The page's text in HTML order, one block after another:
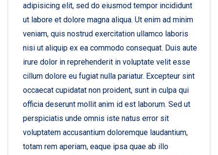
adipisicing elit, sed do eiusmod tempor incididunt
ut labore et dolore magna aliqua. Ut enim ad minim
veniam, quis nostrud exercitation ullamco laboris
nisi ut aliquip ex ea commodo consequat. Duis aute
irure dolor in reprehenderit in voluptate velit esse
cillum dolore eu fugiat nulla pariatur. Excepteur sint
occaecat cupidatat non proident, sunt in culpa qui
officia deserunt mollit anim id est laborum. Sed ut
perspiciatis unde omnis iste natus error sit
voluptatem accusantium doloremque laudantium,
totam rem aperiam, eaque ipsa quae ab illo